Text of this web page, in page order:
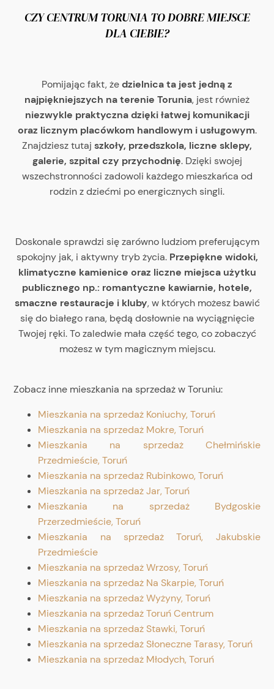
CZY CENTRUM TORUNIA TO DOBRE MIEJSCE
DLA CIEBIE?
Pomijając fakt, żedzielnica ta jest jedną z
najpiękniejszych na terenie Torunia, jest również
niezwykle praktyczna dzięki łatwej komunikacji
oraz licznym placówkom handlowym i usługowym.
Znajdziesz tutaj szkoły, przedszkola, liczne sklepy,
galerie, szpital czy przychodnię. Dzięki swojej
wszechstronności zadowoli każdego mieszkańca od
rodzin z dziećmi po energicznych singli.
Doskonale sprawdzi się zarówno ludziom preferującym
spokojny jak, i aktywny tryb życia. Przepiękne widoki,
klimatyczne kamienice oraz liczne miejsca użytku
publicznego np.: romantyczne kawiarnie, hotele,
smaczne restauracje i kluby, w których możesz bawić
się do białego rana, będą dosłownie na wyciągnięcie
Twojej ręki. To zaledwie mała część tego, co zobaczyć
możesz w tym magicznym miejscu.
Zobacz inne mieszkania na sprzedaż w Toruniu:
Mieszkania na sprzedaż Koniuchy, Toruń
Mieszkania na sprzedaż Mokre, Toruń
Mieszkania na sprzedaż Chełmińskie
Przedmieście, Toruń
Mieszkania na sprzedaż Rubinkowo, Toruń
Mieszkania na sprzedaż Jar, Toruń
Mieszkania na sprzedaż Bydgoskie
Przerzedmieście, Toruń
Mieszkania na sprzedaż Toruń, Jakubskie
Przedmieście
Mieszkania na sprzedaż Wrzosy, Toruń
Mieszkania na sprzedaż Na Skarpie, Toruń
Mieszkania na sprzedaż Wyżyny, Toruń
Mieszkania na sprzedaż Toruń Centrum
Mieszkania na sprzedaż Stawki, Toruń
Mieszkania na sprzedaż Słoneczne Tarasy, Toruń
Mieszkania na sprzedaż Młodych, Toruń